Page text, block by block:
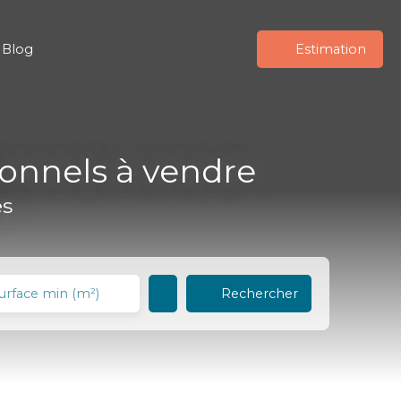
Blog Estimation
à vendre
min (m²) Rechercher